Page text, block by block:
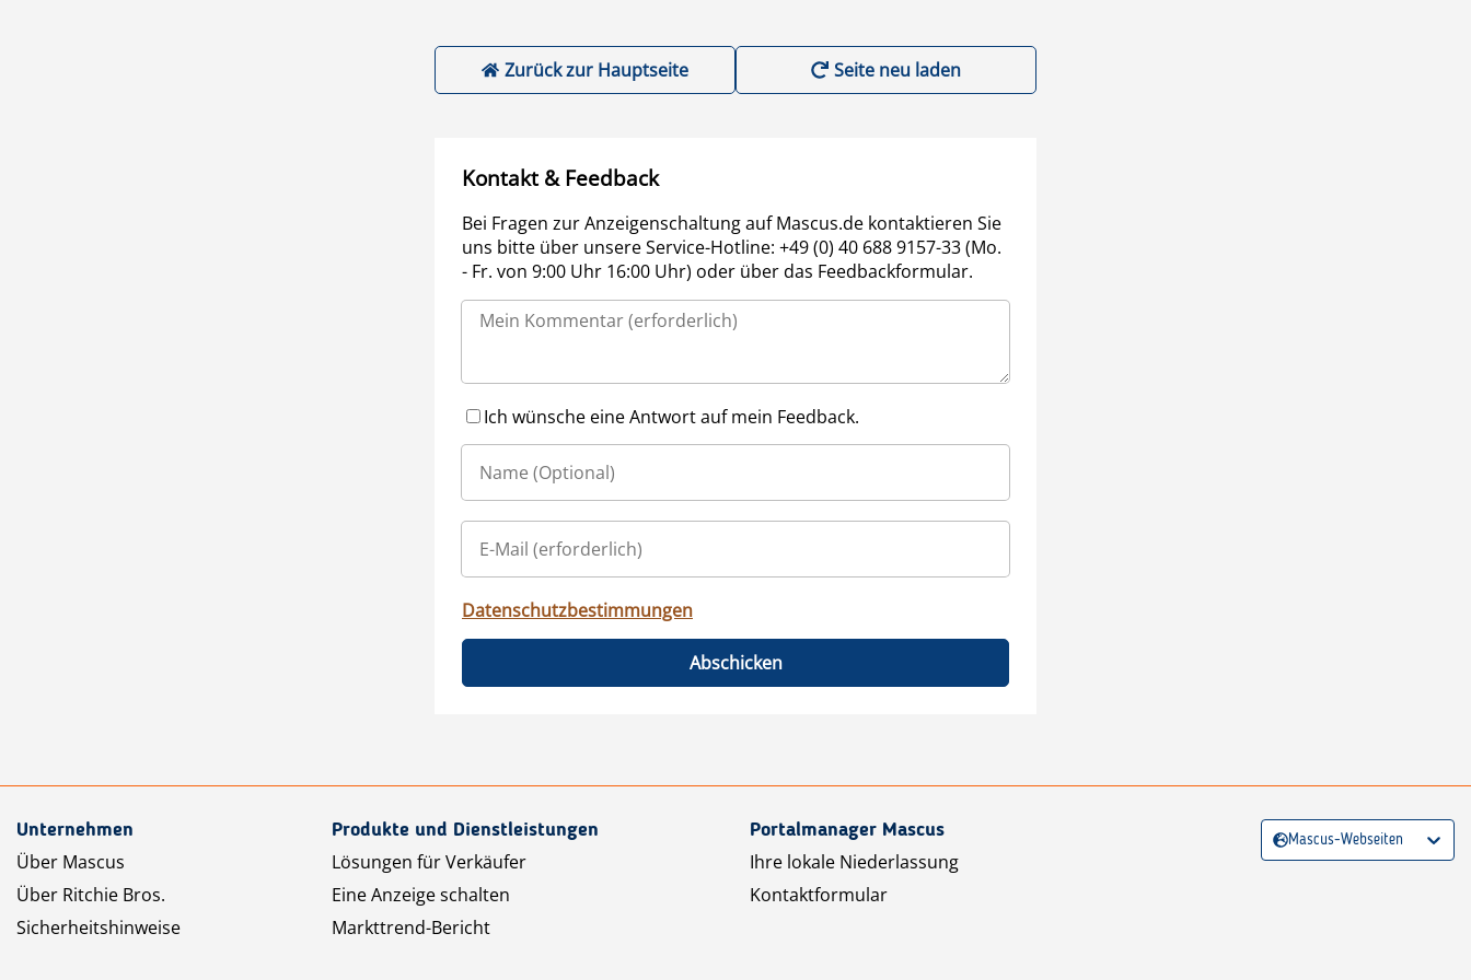
Zurück zur Hauptseite Seite neu laden
Kontakt & Feedback
Bei Fragen zur Anzeigenschaltung auf Mascus.de kontaktieren Sie
uns bitte über unsere Service-Hotline: +49 (0) 40 688 9157-33 (Mo.
- Fr. von 9:00 Uhr 16:00 Uhr) oder über das Feedbackformular.
Ich wünsche eine Antwort auf mein Feedback.
Datenschutzbestimmungen
Abschicken
Unternehmen
Über Mascus
Über Ritchie Bros.
Sicherheitshinweise
Produkte und Dienstleistungen
Lösungen für Verkäufer
Eine Anzeige schalten
Markttrend-Bericht
Portalmanager Mascus
Ihre lokale Niederlassung
Kontaktformular
Mascus-Webseiten